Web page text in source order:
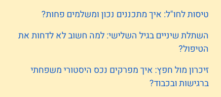
טיסות לחו"ל: איך מתכננים נכון ומשלמים פחות?
השתלת שיניים בגיל השלישי: למה חשוב לא לדחות את
הטיפול?
זיכרון מול חפץ: איך מפרקים נכס היסטורי משפחתי
ברגישות ובכבוד?